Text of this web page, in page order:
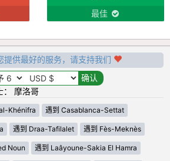
最佳
提供最好的服务，请支持我们
： 摩洛哥
Khénifra 遇到 Casablanca-Settat
遇到 Draa-Tafilalet 遇到 Fès-Meknès
Noun 遇到 Laâyoune-Sakia El Hamra